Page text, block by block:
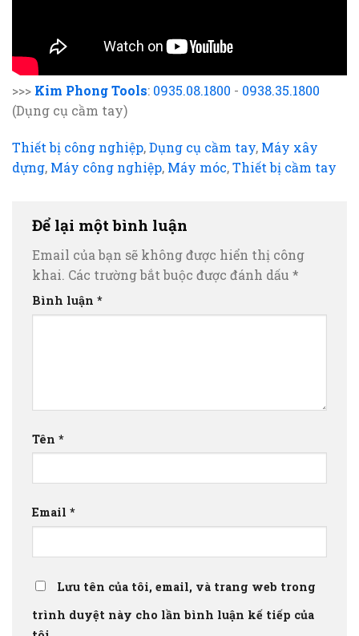
>>> Kim Phong Tools: 0935.08.1800 - 0938.35.1800
(Dụng cụ cầm tay)
Thiết bị công nghiệp,Dụng cụ cầm tay, Máy xây
dựng, Máy công nghiệp, Máy móc,Thiết bị cầm tay
Để lại một bình luận
Email của bạn sẽ không được hiển thị công
khai. Các trường bắt buộc được đánh dấu *
Bình luận *
Tên *
Email *
Lưu tên của tôi, email, và trang web trong
trình duyệt này cho lần bình luận kế tiếp của